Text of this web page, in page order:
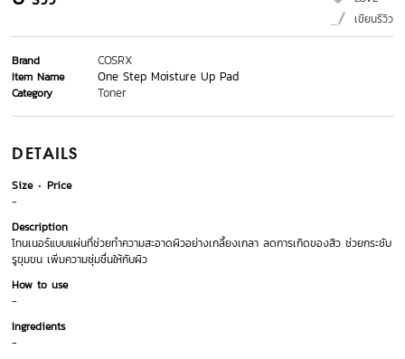
เขียนรีวิว
Brand COSRX
Item Name One Step Moisture Up Pad
Category Toner
DETAILS
Size
Price
-
Description
โทนเนอร์แบบแผ่นที่ช่วยทำความสะอาดผิวอย่างเกลี้ยงเกลา ลดการเกิดของสิว ช่วยกระชับ
รูขุมขน เพิ่มความชุ่มชื่นให้กับผิว
How to use
-
Ingredients
-